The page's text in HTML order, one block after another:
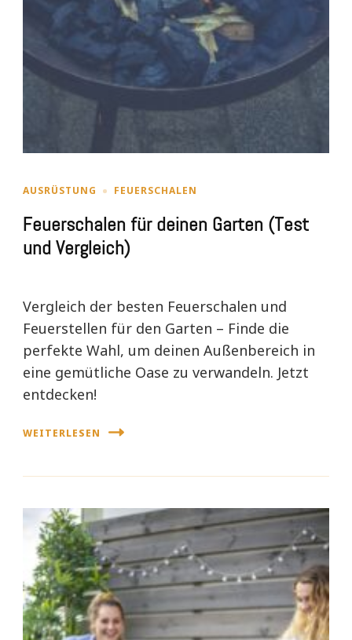
AUSRÜSTUNG FEUERSCHALEN
Feuerschalen für deinen Garten (Test
und Vergleich)
Vergleich der besten Feuerschalen und
Feuerstellen für den Garten – Finde die
perfekte Wahl, um deinen Außenbereich in
eine gemütliche Oase zu verwandeln. Jetzt
entdecken!
WEITERLESEN